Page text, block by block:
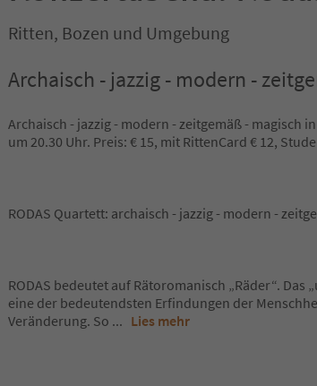
Ritten, Bozen und Umgebung
Archaisch - jazzig - modern -
Archaisch - jazzig - modern - zeitgemäß - magisch
um 20.30 Uhr. Preis: € 15, mit RittenCard € 12,
RODAS Quartett: archaisch - jazzig - modern -
RODAS bedeutet auf Rätoromanisch „Räder“. Das
eine der bedeutendsten Erfindungen der
Veränderung. So ... Lies mehr